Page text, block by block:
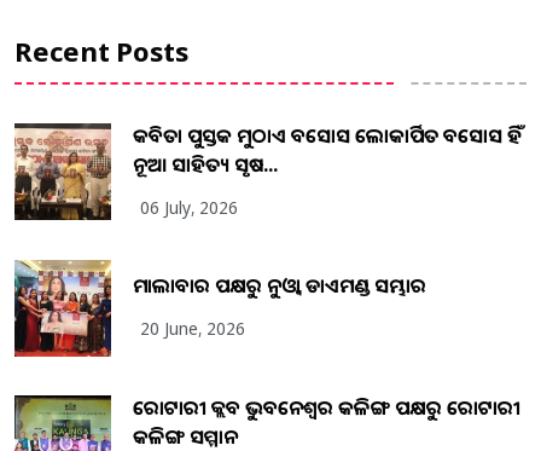
Recent Posts
କବିତା ପୁସ୍ତକ ମୁଠାଏ ଅବସୋସ ଲୋକାର୍ପିତ ଅବସୋସ ହିଁ
ନୂଆ ସାହିତ୍ୟ ସୃଷ...
06 July, 2026
ମାଲାବାର ପକ୍ଷରୁ ନୁଓ୍ବା ଡାଏମଣ୍ଡ ସମ୍ଭାର
20 June, 2026
ରୋଟାରୀ କ୍ଲବ ଭୁବନେଶ୍ୱର କଳିଙ୍ଗ ପକ୍ଷରୁ ରୋଟାରୀ
କଳିଙ୍ଗ ସମ୍ମାନ